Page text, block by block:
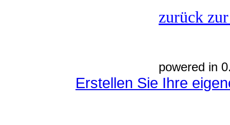
zurück
powered in
Erstellen Sie Ihre